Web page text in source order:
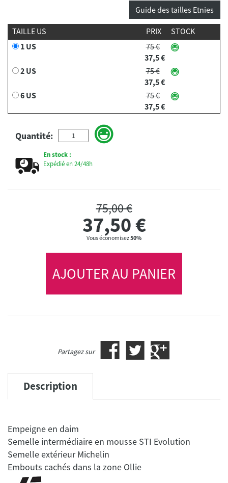
Guide des tailles Etnies
TAILLE US PRIX
STOCK
1 US
75 €
37,5 €
2 US
75 €
37,5 €
6 US
75 €
37,5 €
Quantité:
En stock :
Expédié en 24/48h
75,00 €
37,50€
Vous économisez50%
AJOUTER AU PANIER
Partagez sur
Description
Empeigne en daim
Semelle intermédiaire en mousse STI Evolution
Semelle extérieur Michelin